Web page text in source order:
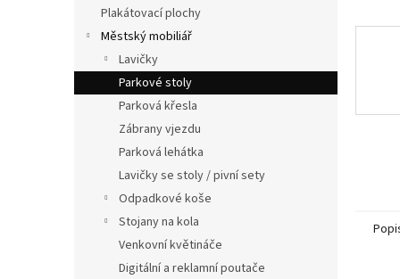
Plakátovací plochy
Městský mobiliář
Lavičky
Parkové stoly
Parková křesla
Zábrany vjezdu
Parková lehátka
Lavičky se stoly / pivní sety
Odpadkové koše
Stojany na kola
Venkovní květináče
Digitální a reklamní poutače